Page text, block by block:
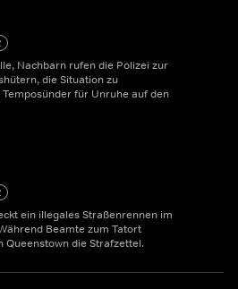
Nachbarn rufen die Polizei zur
die Situation zu
für Unruhe auf den
ein illegales Straßenrennen im
Beamte zum Tatort
Queenstown die Strafzettel.